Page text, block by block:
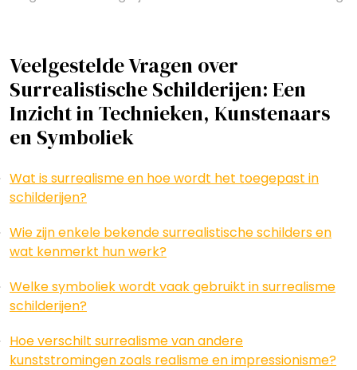
Veelgestelde Vragen over
Surrealistische Schilderijen: Een
Inzicht in Technieken, Kunstenaars
en Symboliek
Wat is surrealisme en hoe wordt het toegepast in
schilderijen?
Wie zijn enkele bekende surrealistische schilders en
wat kenmerkt hun werk?
Welke symboliek wordt vaak gebruikt in surrealisme
schilderijen?
Hoe verschilt surrealisme van andere
kunststromingen zoals realisme en impressionisme?